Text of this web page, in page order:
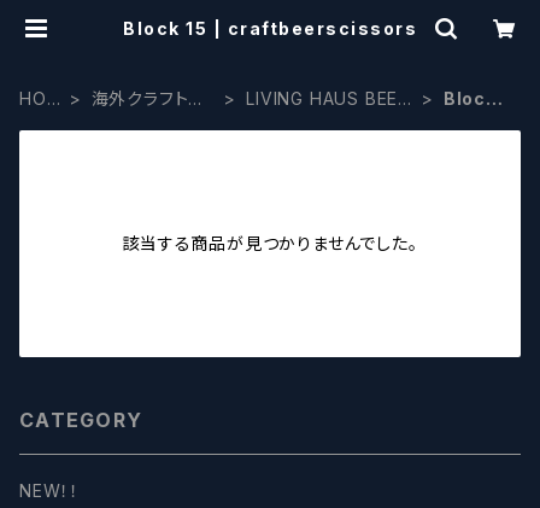
Block 15 | craftbeerscissors
HOM
海外クラフトビ
LIVING HAUS BEER
Block 1
該当する商品が見つかりませんでした。
CATEGORY
NEW！！